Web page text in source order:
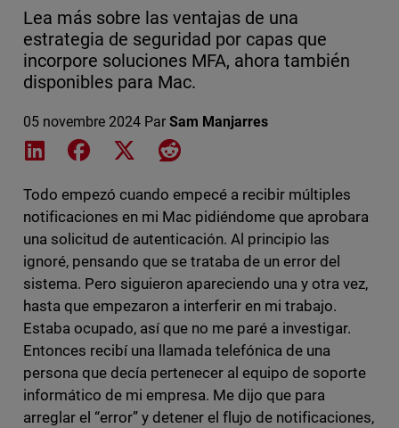
Lea más sobre las ventajas de una
estrategia de seguridad por capas que
incorpore soluciones MFA, ahora también
disponibles para Mac.
05 novembre 2024 Par Sam Manjarres
Share on LinkedIn
Share on Facebook
Share on XShare on Reddit
Todo empezó cuando empecé a recibir múltiples
notificaciones en mi Mac pidiéndome que aprobara
una solicitud de autenticación. Al principio las
ignoré, pensando que se trataba de un error del
sistema. Pero siguieron apareciendo una y otra vez,
hasta que empezaron a interferir en mi trabajo.
Estaba ocupado, así que no me paré a investigar.
Entonces recibí una llamada telefónica de una
persona que decía pertenecer al equipo de soporte
informático de mi empresa. Me dijo que para
arreglar el “error” y detener el flujo de notificaciones,